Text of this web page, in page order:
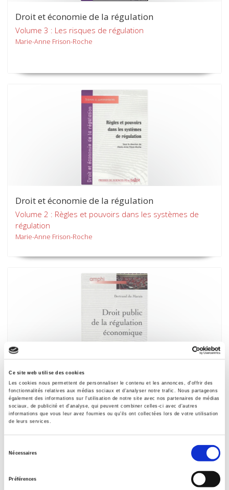
Ce site web utilise des cookies
Les cookies nous permettent de personnaliser le contenu et les annonces, d'offrir des
fonctionnalités relatives aux médias sociaux et d'analyser notre trafic. Nous partageons
également des informations sur l'utilisation de notre site avec nos partenaires de médias
sociaux, de publicité et d'analyse, qui peuvent combiner celles-ci avec d'autres
informations que vous leur avez fournies ou qu'ils ont collectées lors de votre utilisation
de leurs services.
Nécessaires
Préférences
Droit et économie de la régulation
Volume 3 : Les risques de régulation
Marie-Anne Frison-Roche
Droit et économie de la régulation
Volume 2 : Règles et pouvoirs dans les systèmes de
régulation
Marie-Anne Frison-Roche
Droit public de la régulation économique
Bertrand Du Marais